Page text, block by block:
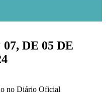
DE 05 DE
no Diário Oficial